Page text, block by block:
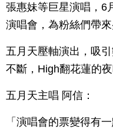
張惠妹等巨星演唱，6
演唱會，為粉絲們帶來
五月天壓軸演出，吸
不斷，High翻花蓮的夜
五月天主唱 阿信：
「演唱會的票變得有